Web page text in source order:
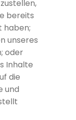
bereits
haben;
unseres
oder
Inhalte
die
und